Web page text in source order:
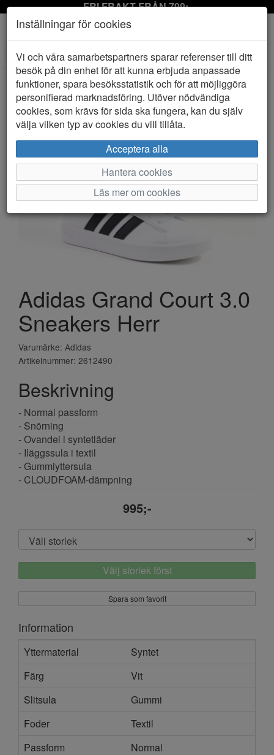
FRI FRAKT FRÅN 799:-
Toggle
navigation
HEM ADIDAS
Adidas Grand Court 3.0
Sneakers Herr
Varumärke: Adidas
Artikelnummer: 2612490
Beskrivning
- Normal passform
- Snörning
- Ovandel i syntetläder
- Iläggssula i textil
- Gummiyttersula
- CLOUDFOAM-dämpning
995;-
Välj storlek först
Spara som favorit
Information
Yttermaterial
Syntet
Färg
Vit
Slitsula
Gummi
Foder
Textil
Passform
Normal
Inställningar för cookies
Vi och våra samarbetspartners sparar referenser till ditt
besök på din enhet för att kunna erbjuda anpassade
funktioner, spara besöksstatistik och för att möjliggöra
personifierad marknadsföring. Utöver nödvändiga
cookies, som krävs för sida ska fungera, kan du själv
välja vilken typ av cookies du vill tillåta.
Acceptera alla
Hantera cookies
Läs mer om cookies